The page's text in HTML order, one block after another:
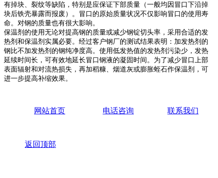
有掉块、裂纹等缺陷，特别是应保证下部质量（一般均因冒口下沿掉
块后铁壳暴露而报废）。冒口的原始质量状况不仅影响冒口的使用寿
命。对钢的质量也有很大影响。
保温剂的使用无论对提高钢的质量或减少钢锭切头率，采用合适的发
热剂和保温剂实属必要。经过客户钢厂的测试结果表明：加发热剂的
钢比不加发热剂的钢纯净度高。使用低发热值的发热剂污染少，发热
延续时间长，可有效地延长冒口钢液的凝固时间。为了减少冒口上部
表面辐射和对流热损失，再加稻糠、烟道灰或膨胀蛭石作保温剂，可
进一步提高补缩效果。
网站首页 电话咨询 联系我们
返回顶部